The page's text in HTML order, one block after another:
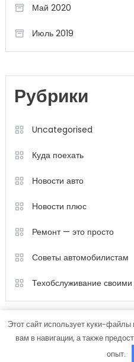
Май 2020
Июль 2019
Рубрики
Uncategorised
Куда поехать
Новости авто
Новости плюс
Ремонт — это просто
Советы автомобилистам
Техобслуживание
Тема: Color
Этот сайт использует куки-файлы
вам в навигации, а также
опыт.